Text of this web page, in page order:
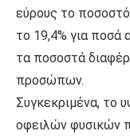
εύρους το
το 19,4% για
τα ποσοστά
προσώπων.
Συγκεκριμένα, το
οφειλών φυσικών